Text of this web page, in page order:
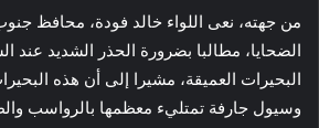
من جهته، نعى اللواء خالد فودة، محافظ
الضحايا، مطالبا بضرورة الحذر الشديد عند
البحيرات العميقة، مشيرا إلى أن هذه
وسيول جارفة تمتليء معظمها بالرواسب